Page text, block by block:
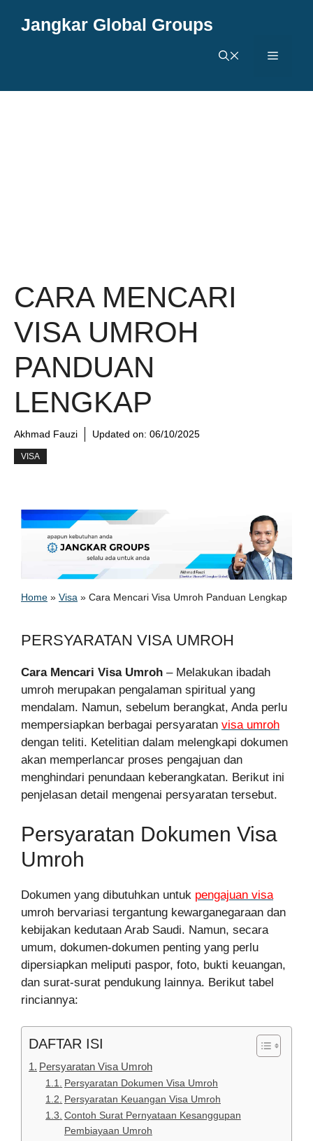
Jangkar Global Groups
Menu
CARA MENCARI
VISA UMROH
PANDUAN
LENGKAP
Akhmad Fauzi Updated on: 06/10/2025
VISA
Home » Visa » Cara Mencari Visa Umroh Panduan Lengkap
PERSYARATAN VISA UMROH
Cara Mencari Visa Umroh – Melakukan ibadah
umroh merupakan pengalaman spiritual yang
mendalam. Namun, sebelum berangkat, Anda perlu
mempersiapkan berbagai persyaratan visa umroh
dengan teliti. Ketelitian dalam melengkapi dokumen
akan memperlancar proses pengajuan dan
menghindari penundaan keberangkatan. Berikut ini
penjelasan detail mengenai persyaratan tersebut.
Persyaratan Dokumen Visa
Umroh
Dokumen yang dibutuhkan untuk pengajuan visa
umroh bervariasi tergantung kewarganegaraan dan
kebijakan kedutaan Arab Saudi. Namun, secara
umum, dokumen-dokumen penting yang perlu
dipersiapkan meliputi paspor, foto, bukti keuangan,
dan surat-surat pendukung lainnya. Berikut tabel
rinciannya:
DAFTAR ISI
Persyaratan Visa Umroh
Persyaratan Dokumen Visa Umroh
Persyaratan Keuangan Visa Umroh
Contoh Surat Pernyataan Kesanggupan
Pembiayaan Umroh